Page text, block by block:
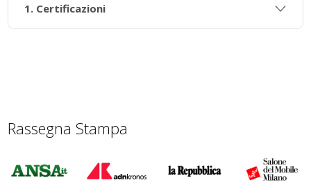
1. Certificazioni
Rassegna Stampa